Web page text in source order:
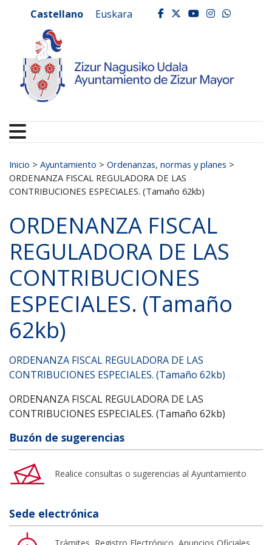
Ayuntamiento de
Castellano Euskara facebook
twitter
youtube
Buscar:
Inicio > Ayuntamiento > Ordenanzas, normas y planes >
ORDENANZA FISCAL REGULADORA DE LAS
CONTRIBUCIONES ESPECIALES. (Tamaño 62kb)
ORDENANZA FISCAL
REGULADORA DE LAS
CONTRIBUCIONES
ESPECIALES. (Tamaño
62kb)
ORDENANZA FISCAL REGULADORA DE LAS
CONTRIBUCIONES ESPECIALES. (Tamaño 62kb)
ORDENANZA FISCAL REGULADORA DE LAS
CONTRIBUCIONES ESPECIALES. (Tamaño 62kb)
Buzón de sugerencias
Realice consultas o sugerencias al Ayuntamiento
Sede electrónica